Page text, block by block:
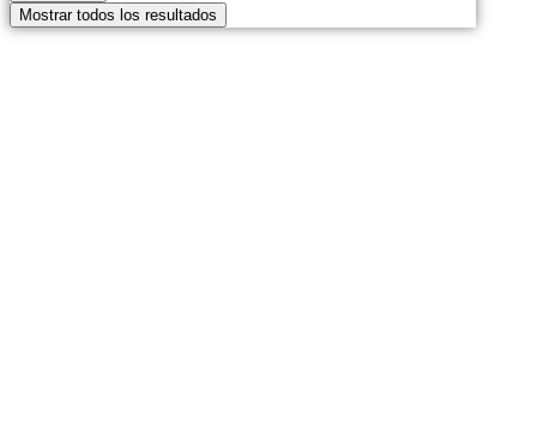
Mostrar todos los resultados